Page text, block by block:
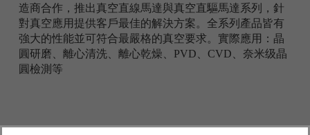
造商合作，推出真空直線馬達與真空直驅馬達系列，針
對真空應用提供客戶最佳的解決方案。全系列產品皆有
強大的性能並可符合最嚴格的真空要求。實際應用：晶
圓研磨、離心清洗、離心乾燥、PVD、CVD、奈米级晶
圓檢測等